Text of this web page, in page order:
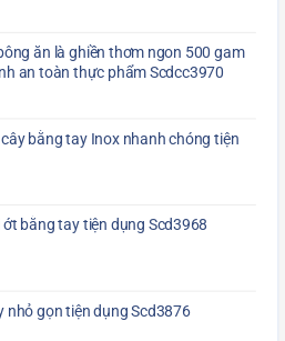
ăn là ghiền thơm ngon 500 gam
an toàn thực phẩm Scdcc3970
bằng tay Inox nhanh chóng tiện
ớt bằng tay tiện dụng Scd3968
nhỏ gọn tiện dụng Scd3876